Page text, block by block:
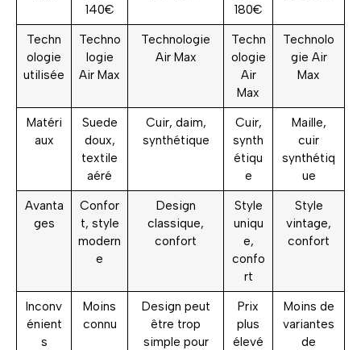
140€
180€
Techn
ologie
utilisée
Techno
logie
Air Max
Technologie
Air Max
Techn
ologie
Air
Max
Technolo
gie Air
Max
Matéri
aux
Suede
doux,
textile
aéré
Cuir, daim,
synthétique
Cuir,
synth
étiqu
e
Maille,
cuir
synthétiq
ue
Avanta
ges
Confor
t, style
modern
e
Design
classique,
confort
Style
uniqu
e,
confo
rt
Style
vintage,
confort
Inconv
énient
s
Moins
connu
Design peut
être trop
simple pour
Prix
plus
élevé
Moins de
variantes
de